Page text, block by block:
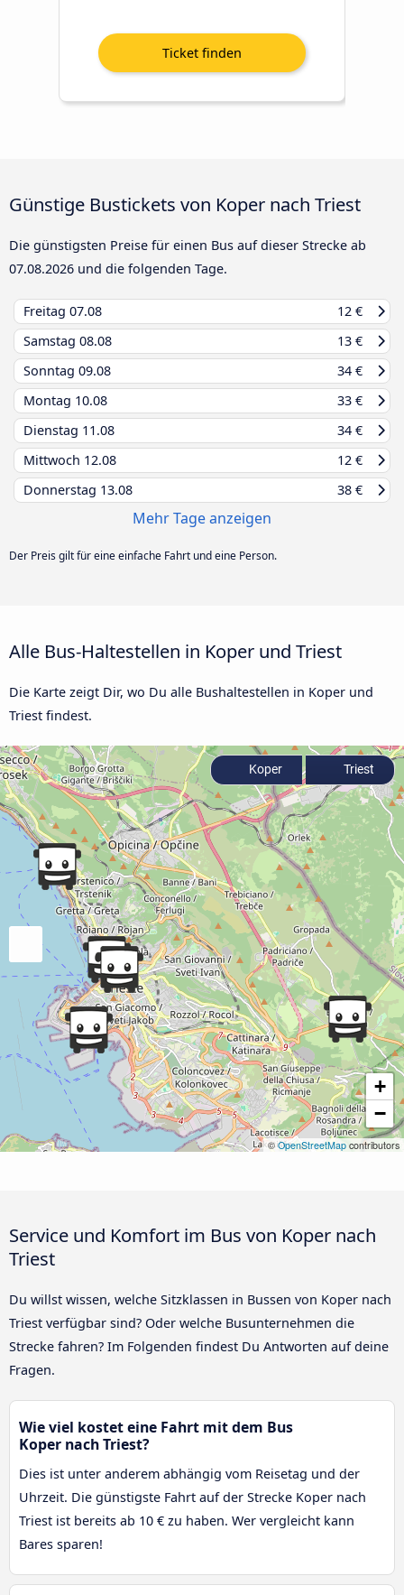
Günstige Bustickets von Koper nach Triest
Die günstigsten Preise für einen Bus auf dieser Strecke ab
07.08.2026 und die folgenden Tage.
Freitag 07.08
12 €
Samstag 08.08
13 €
Sonntag 09.08
34 €
Montag 10.08
33 €
Dienstag 11.08
34 €
Mittwoch 12.08
12 €
Donnerstag 13.08 38 €
Mehr Tage anzeigen
Der Preis gilt für eine einfache Fahrt und eine Person.
Alle Bus-Haltestellen in Koper und Triest
Die Karte zeigt Dir, wo Du alle Bushaltestellen in Koper und
Triest findest.
+
−
©OpenStreetMap contributors
Koper Triest
Service und Komfort im Bus von Koper nach
Triest
Du willst wissen, welche Sitzklassen in Bussen von Koper nach
Triest verfügbar sind? Oder welche Busunternehmen die
Strecke fahren? Im Folgenden findest Du Antworten auf deine
Fragen.
Wie viel kostet eine Fahrt mit dem Bus
Koper nach Triest?
Dies ist unter anderem abhängig vom Reisetag und der
Uhrzeit. Die günstigste Fahrt auf der Strecke Koper nach
Triest ist bereits ab 10 € zu haben. Wer vergleicht kann
Bares sparen!